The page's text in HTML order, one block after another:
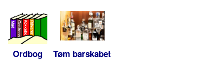
Ordbog Tøm barskabet